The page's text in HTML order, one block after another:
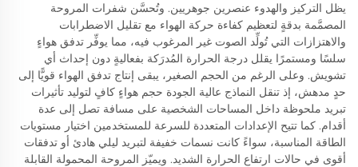
يظل التركيز والهدوء عنصرين جوهريين. وتُحسَّن شفرات المروحة
المصمَّمة بدقةٍ لتعظيم كفاءة حركة الهواء مع تقليل الاضطرابات
والاهتزازات التي تُولِّد الصوت غير المرغوب فيه، مما يوفِّر تدفق هواءٍ
سلسًا ومستمرًا يقلل درجة الحرارة المُدرَكة بفعاليةٍ دون إحداث أي
تشويش. وعلى الرغم من الحجم الصغير، يبقى إنتاج تدفق الهواء قويًّا إلى
حدٍ مدهش، إذ تنقل النماذج عالية الجودة حجم هواءٍ كافٍ لتوليد تأثيرات
تبريد ملحوظة داخل المساحات الشخصية على مسافة تصل إلى عدة
أقدام. كما تتيح الإعدادات المتعددة للسرعة للمستخدمين اختيار مستويات
الطاقة المناسبة، سواءً كانت نسمات خفيفة لتبريد ليلي هادئ أو تدفقات
أقوى في حالات ارتفاع الحرارة الشديد. ويميّز المروحة المحمولة القابلة